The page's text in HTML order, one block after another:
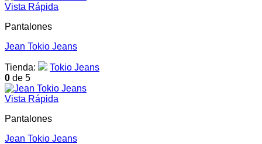
Vista Rápida
Pantalones
Jean Tokio Jeans
Tienda:
Tokio Jeans
0 de 5
Vista Rápida
Pantalones
Jean Tokio Jeans